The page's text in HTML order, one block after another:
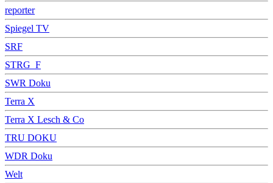
reporter
Spiegel TV
SRF
STRG_F
SWR Doku
Terra X
Terra X Lesch & Co
TRU DOKU
WDR Doku
Welt